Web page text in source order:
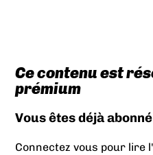
Ce contenu est
prémium
Vous êtes déjà
Connectez vous pour lire